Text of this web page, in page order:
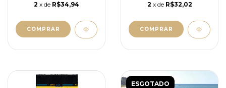
2 x de R$34,94
COMPRAR
2 x de R$32,02
ESGOTADO